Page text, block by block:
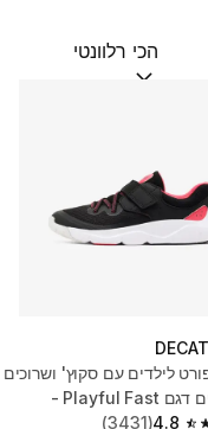
מיין לפי:(optional)
לילדים עם סקוץ' ושרוכים
אלסטיים דגם Playful Fast -
4.8
(3431)